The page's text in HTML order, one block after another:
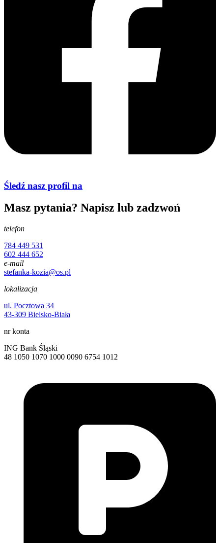
Śledź nasz profil na
Masz pytania? Napisz lub zadzwoń
telefon
784 449 531
602 444 652
e-mail
stefanka-kozia@os.pl
lokalizacja
ul. Pocztowa 34
43-309 Bielsko-Biała
nr konta
ING Bank Śląski
48 1050 1070 1000 0090 6754 1012